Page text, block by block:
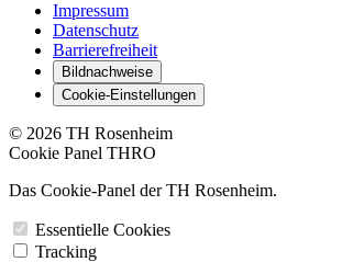
Impressum
Datenschutz
Barrierefreiheit
Bildnachweise
Cookie-Einstellungen
© 2026 TH Rosenheim
Cookie Panel THRO
Das Cookie-Panel der TH Rosenheim.
Essentielle Cookies
Tracking